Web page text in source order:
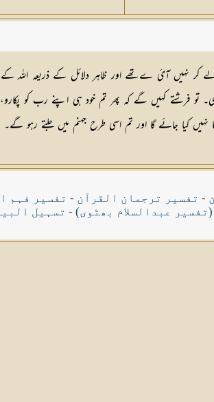
کر نہیں آئ ےتھے اور ظاہر دلائل کے ذریعہ اللہ
فرشتے کہیں گے کہ پھر تم خود ہی اپنے رب کو
نہیں کیا جائے گا اور تم اسی طرح جہنم میں جلتے رہو گے۔
- تفسیر ترجمان القرآن - تفسیر فہم
عبدالسلام بھٹوی) - تسہیل